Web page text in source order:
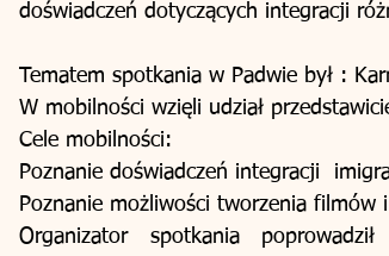
Tematem spotkania w Padwie był :
W mobilności wzięli udział
Cele mobilności:
Poznanie doświadczeń integracji
Poznanie możliwości tworzenia filmów
Organizator spotkania